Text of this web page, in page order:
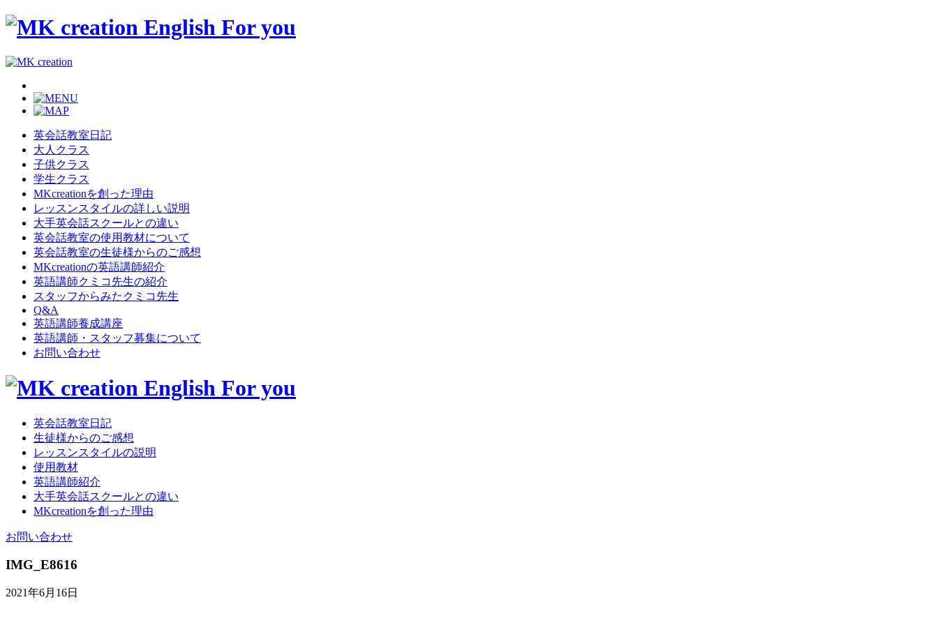
英会話教室日記
大人クラス
子供クラス
学生クラス
MKcreationを創った理由
レッスンスタイルの詳しい説明
大手英会話スクールとの違い
英会話教室の使用教材について
英会話教室の生徒様からのご感想
MKcreationの英語講師紹介
英語講師クミコ先生の紹介
スタッフからみたクミコ先生
Q&A
英語講師養成講座
英語講師・スタッフ募集について
お問い合わせ
英会話教室日記
生徒様からのご感想
レッスンスタイルの説明
使用教材
英語講師紹介
大手英会話スクールとの違い
MKcreationを創った理由
お問い合わせ
IMG_E8616
2021年6月16日